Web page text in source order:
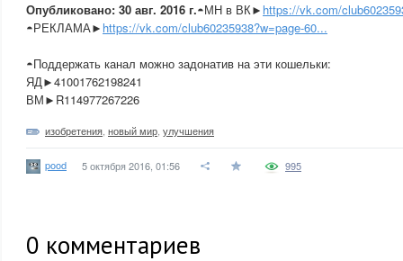
Опубликовано: 30 авг. 2016 г.◓МН в ВК► https://vk.com/
◓РЕКЛАМА► https://vk.com/club60235938?w=page-60...
◓Поддержать канал можно задонатив на эти кошельки:
ЯД►41001762198241
ВМ►R114977267226
изобретения новый мир улучшения
pood 5 октября 2016, 01:56 995
0 комментариев